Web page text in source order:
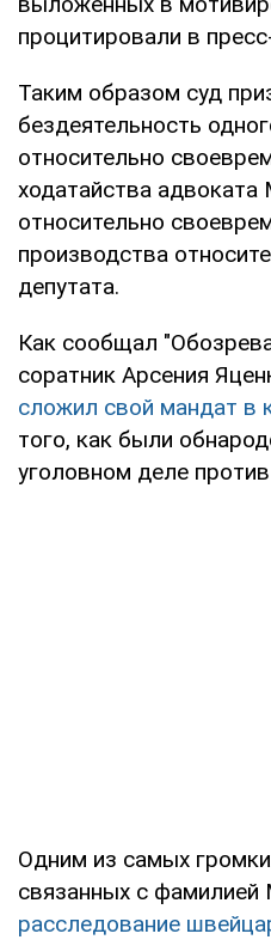
процитировали в
Таким образом суд
бездеятельность
относительно
ходатайства
относительно
производства
депутата.
Как сообщал
соратник Арсения
сложил свой мандат в
того, как были
уголовном деле
Одним из самых
связанных с фамилией
расследование